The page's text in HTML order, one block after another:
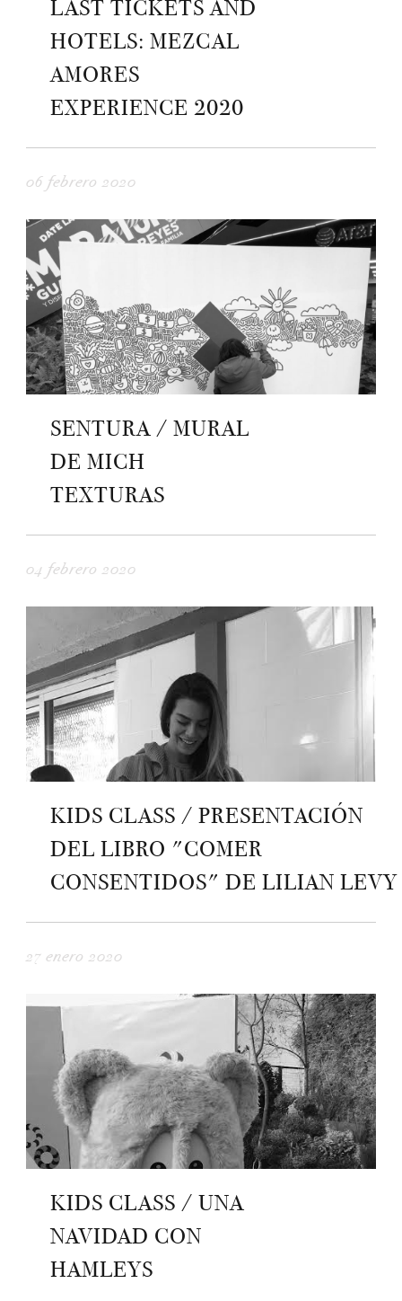
LAST TICKETS AND
HOTELS: MEZCAL
AMORES
EXPERIENCE 2020
06 febrero 2020
SENTURA / MURAL
DE MICH
TEXTURAS
04 febrero 2020
KIDS CLASS / PRESENTACIÓN
DEL LIBRO "COMER
CONSENTIDOS" DE LILIAN LEVY
27 enero 2020
KIDS CLASS / UNA
NAVIDAD CON
HAMLEYS